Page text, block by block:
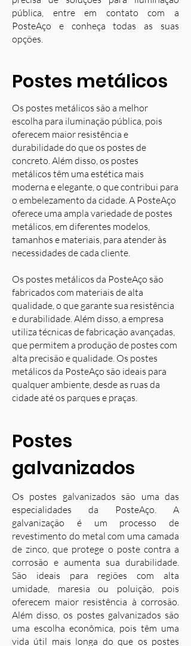
pública, entre em contato com a
PosteAço e conheça todas as suas
opções.
Postes metálicos
Os postes metálicos são a melhor
escolha para iluminação pública, pois
oferecem maior resistência e
durabilidade do que os postes de
concreto. Além disso, os postes
metálicos têm uma estética mais
moderna e elegante, o que contribui para
o embelezamento da cidade. A PosteAço
oferece uma ampla variedade de postes
metálicos, em diferentes modelos,
tamanhos e materiais, para atender às
necessidades de cada cliente.
Os postes metálicos da PosteAço são
fabricados com materiais de alta
qualidade, o que garante sua resistência
e durabilidade. Além disso, a empresa
utiliza técnicas de fabricação avançadas,
que permitem a produção de postes com
alta precisão e qualidade. Os postes
metálicos da PosteAço são ideais para
qualquer ambiente, desde as ruas da
cidade até os parques e praças.
Postes
galvanizados
Os postes galvanizados são uma das
especialidades da PosteAço. A
galvanização é um processo de
revestimento do metal com uma camada
de zinco, que protege o poste contra a
corrosão e aumenta sua durabilidade.
São ideais para regiões com alta
umidade, maresia ou poluição, pois
oferecem maior resistência à corrosão.
Além disso, os postes galvanizados são
uma escolha econômica, pois têm uma
vida útil mais longa do que os postes